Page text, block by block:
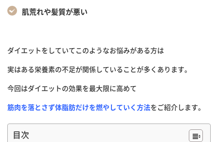
肌荒れや髪質が悪い
ダイエットをしていてこのようなお悩みがある方は
実はある栄養素の不足が関係していることが多くあります。
今回はダイエットの効果を最大限に高めて
筋肉を落とさず体脂肪だけを燃やしていく方法をご紹介します。
目次